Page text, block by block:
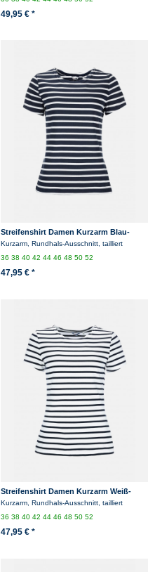
49,95 € *
Streifenshirt Damen Kurzarm Blau-
Weiß Gestreift Ringelshirt
Kurzarm, Rundhals-Ausschnitt, tailliert
363840424446485052
47,95 € *
Streifenshirt Damen Kurzarm Weiß-
Blau gestreift Ringelshirt
Kurzarm, Rundhals-Ausschnitt, tailliert
363840424446485052
47,95 € *